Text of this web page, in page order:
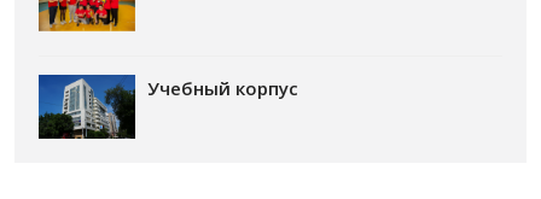
Учебный корпус